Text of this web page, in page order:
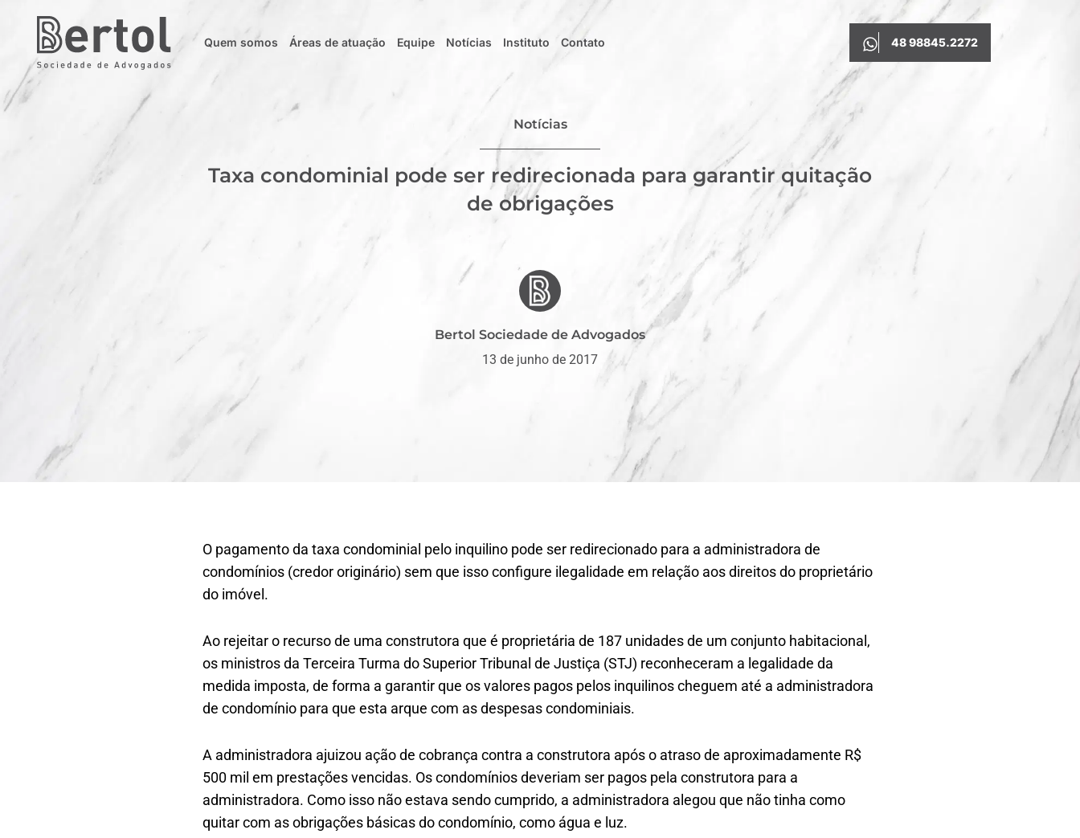
Quem somos Áreas de atuação Equipe Notícias Instituto Contato 48 98845.2272
Notícias
Taxa condominial pode ser redirecionada para garantir quitação
de obrigações
Bertol Sociedade de Advogados
13 de junho de 2017
O pagamento da taxa condominial pelo inquilino pode ser redirecionado para a administradora de
condomínios (credor originário) sem que isso configure ilegalidade em relação aos direitos do proprietário
do imóvel.
Ao rejeitar o recurso de uma construtora que é proprietária de 187 unidades de um conjunto habitacional,
os ministros da Terceira Turma do Superior Tribunal de Justiça (STJ) reconheceram a legalidade da
medida imposta, de forma a garantir que os valores pagos pelos inquilinos cheguem até a administradora
de condomínio para que esta arque com as despesas condominiais.
A administradora ajuizou ação de cobrança contra a construtora após o atraso de aproximadamente R$
500 mil em prestações vencidas. Os condomínios deveriam ser pagos pela construtora para a
administradora. Como isso não estava sendo cumprido, a administradora alegou que não tinha como
quitar com as obrigações básicas do condomínio, como água e luz.